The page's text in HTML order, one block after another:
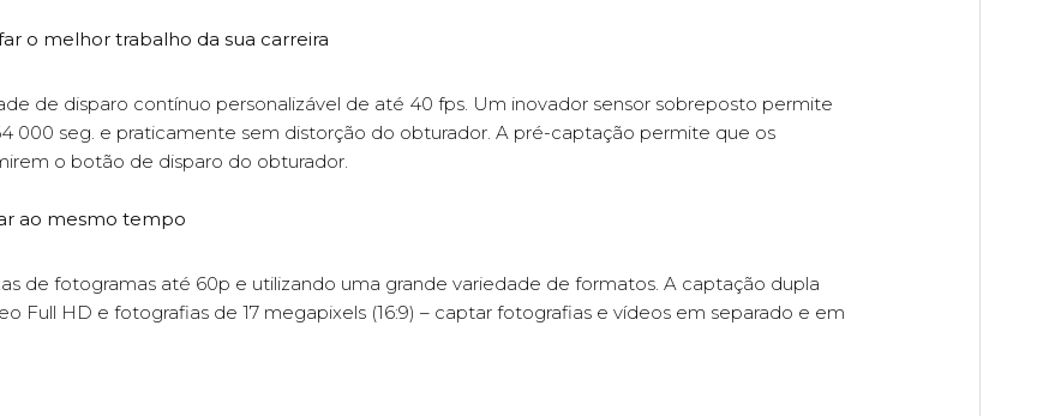
o melhor trabalho da sua carreira
de disparo contínuo personalizável de até 40 fps. Um inovador sensor sobreposto permite
000 seg. e praticamente sem distorção do obturador. A pré-captação permite que os
o botão de disparo do obturador.
ao mesmo tempo
de fotogramas até 60p e utilizando uma grande variedade de formatos. A captação dupla
Full HD e fotografias de 17 megapixels (16:9) – captar fotografias e vídeos em separado e em